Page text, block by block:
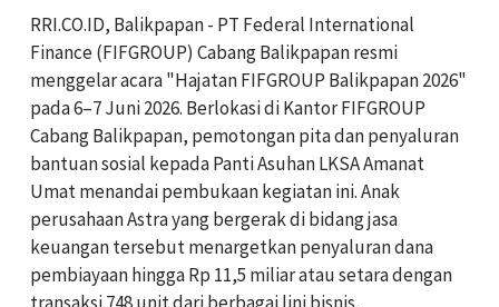
RRI.CO.ID, Balikpapan - PT Federal International
Finance (FIFGROUP) Cabang Balikpapan resmi
menggelar acara "Hajatan FIFGROUP Balikpapan 2026"
pada 6–7 Juni 2026. Berlokasi di Kantor FIFGROUP
Cabang Balikpapan, pemotongan pita dan penyaluran
bantuan sosial kepada Panti Asuhan LKSA Amanat
Umat menandai pembukaan kegiatan ini. Anak
perusahaan Astra yang bergerak di bidang jasa
keuangan tersebut menargetkan penyaluran dana
pembiayaan hingga Rp 11,5 miliar atau setara dengan
transaksi 748 unit dari berbagai lini bisnis.